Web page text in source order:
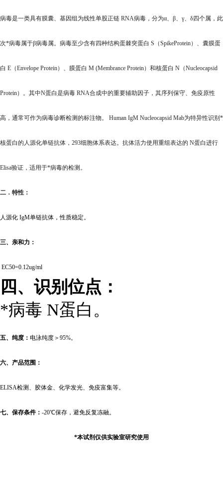
病毒是一类具有膜囊、基因组为线性单股正链 RNA病毒，分为α、β、γ、δ四个属，此
次*病毒属于β病毒属。病毒至少含有四种结构蛋棘突蛋白 S（SpikeProtein）、囊膜蛋
白 E（Envelope Protein）、膜蛋白 M (Membrance Protein）和核蛋白 N（Nucleocapsid
Protein）。其中N蛋白是病毒 RNA合成中的重要辅助因子，其序列保守、免疫原性
高，通常可作为病毒诊断检测的标注物。 Human IgM Nucleocapsid Mab为特异性识别*
核蛋白的人源化单链抗体，293细胞体系表达。抗体活力使用重组表达的 N蛋白进行
Elisa验证，适用于*病毒的检测。
二．特性：
人源化 IgM单链抗体，性质稳定。
三、亲和力：
EC50=0.12ug/ml
四、识别位点：
*病毒 N蛋白。
五、纯度： 电泳纯度＞95%。
六、产品范围：
ELISA检测、胶体金、化学发光、免疫富集等。
七、保存条件： -20℃保存，避免反复冻融。
*本试剂仅供实验室研究使用